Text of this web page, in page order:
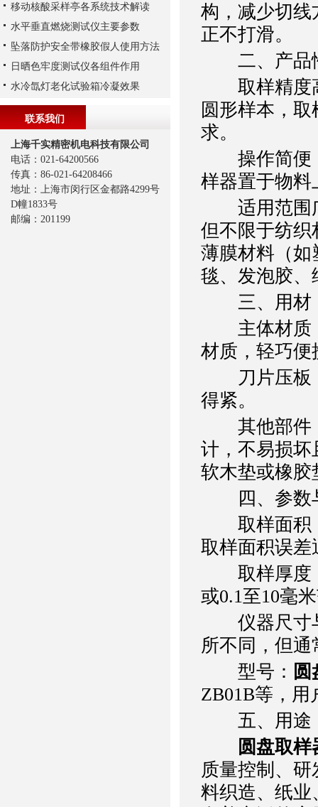
构，减少切线
正不打滑。
二、产品
取样精度
圆形样本，
求。
操作简便：
样器置于物料
适用范围
但不限于纺织
薄膜材料（如
毯、发泡胶、
三、用材
主体材质
材质，轻巧便
刀片压板：
得紧。
其他部件：
计，不易损坏
软木垫或橡胶
四、参数
取样面积
取样面积误差
取样厚度：
或0.1至10毫
仪器尺寸
所不同，但
型号：
ZB01B等，
五、用途
圆盘取样
质量控制、
料织造、纸业
移动核酸采样亭各系统技术解读
水平垂直燃烧测试仪主要参数
坠落防护安全带橡胶假人使用方法
日晒色牢度测试仪各组件作用
水冷氙灯老化试验箱冷凝效果
联系我们
上海千实精密机电科技有限公司
电话：021-64200566
传真：86-021-64208466
地址：上海市闵行区金都路4299号
D幢1833号
邮编：201199